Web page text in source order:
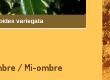
variegata
/ Mi-ombre